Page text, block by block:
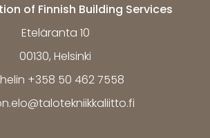
of Finnish Building Services
Eteläranta 10
00130, Helsinki
+358 50 462 7558